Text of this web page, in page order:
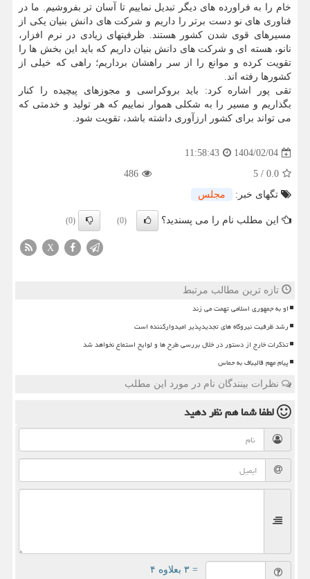
خام را به فراورده های دیگر تبدیل نماییم تا آسان تر بفروشیم. ما در
فناوری های نو دست برتر را داریم و شرکت های دانش بنیان یکی از
مسیرهای قوی شدن کشور هستند. ظرفیتهای زیادی در نرم افزار،
نانو، هسته ای و شرکت های دانش بنیان داریم که باید این بخش ها را
تقویت کرده و موانع را از سر راهشان برداریم؛ راهی که خیلی از
کشورها رفته اند.
تقی پور اشاره کرد: باید بروکراسی و مجوزهای پیچیده را کنار
بگذاریم و مسیر را به شکلی هموار نماییم که هر تولید و خدمتی که
می تواند برای کشور ارزآوری داشته باشد، تقویت شود.
1404/02/04
11:58:43
0.0
/
5
486
تگهای خبر:
مجلس
این مطلب نام را می پسندید؟ (0)
(0)
X
تازه ترین مطالب مرتبط
او به جمهوری اسلامی تهمت می زند
رشد ظرفیت نیروگاه های تجدیدپذیر امیدوارکننده است
تذکرات خارج از دستور در خلال بررسی طرح ها و لوایح استماع نخواهد شد
پیام مهم قالیباف به حماس
نظرات بینندگان نام در مورد این مطلب
لطفا شما همنظر دهید
= ۳ بعلاوه ۴